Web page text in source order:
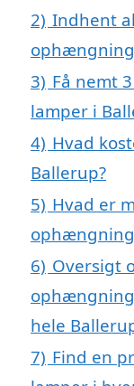
2) Indhent
3) Få nemt
lamper i
4) Hvad
Ballerup?
5) Hvad er
6) Oversigt
hele
7) Find en